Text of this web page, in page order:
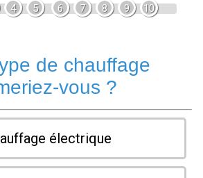
4 5 6 7 8 9 10
de chauffage
vous ?
électrique